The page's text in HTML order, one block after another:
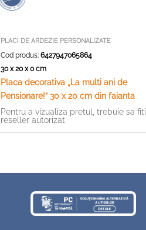
PLACI DE ARDEZIE PERSONALIZATE
Cod produs:6427947065864
30 x 20 x 0 cm
Placa decorativa „La multi ani de
Pensionare!” 30 x 20 cm din faianta
Pentru a vizualiza pretul, trebuie sa fiti
reseller autorizat